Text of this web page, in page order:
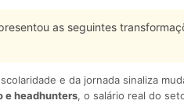
as seguintes
e da jornada sinaliza
e headhunters, o salário real do